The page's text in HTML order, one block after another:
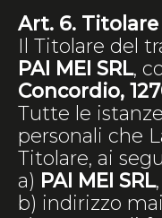
Art. 6. Titolare
Il Titolare del
PAI MEI SRL,
Concordio,
Tutte le
personali che
Titolare, ai
a) PAI MEI SRL
b) indirizzo